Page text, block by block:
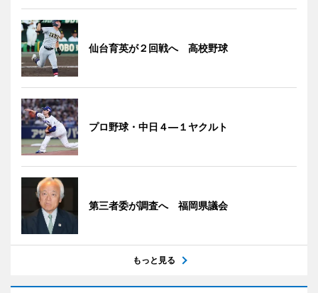
仙台育英が２回戦へ 高校野球
プロ野球・中日４―１ヤクルト
第三者委が調査へ 福岡県議会
もっと見る